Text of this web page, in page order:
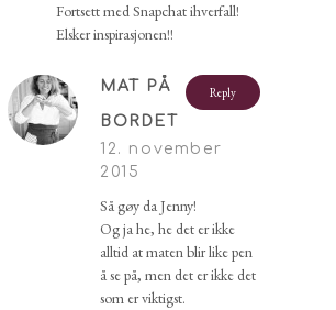
Fortsett med Snapchat ihverfall!
Elsker inspirasjonen!!
Reply
MAT PÅ
BORDET
12. november
2015
Så gøy da Jenny!
Og ja he, he det er ikke
alltid at maten blir like pen
å se på, men det er ikke det
som er viktigst.